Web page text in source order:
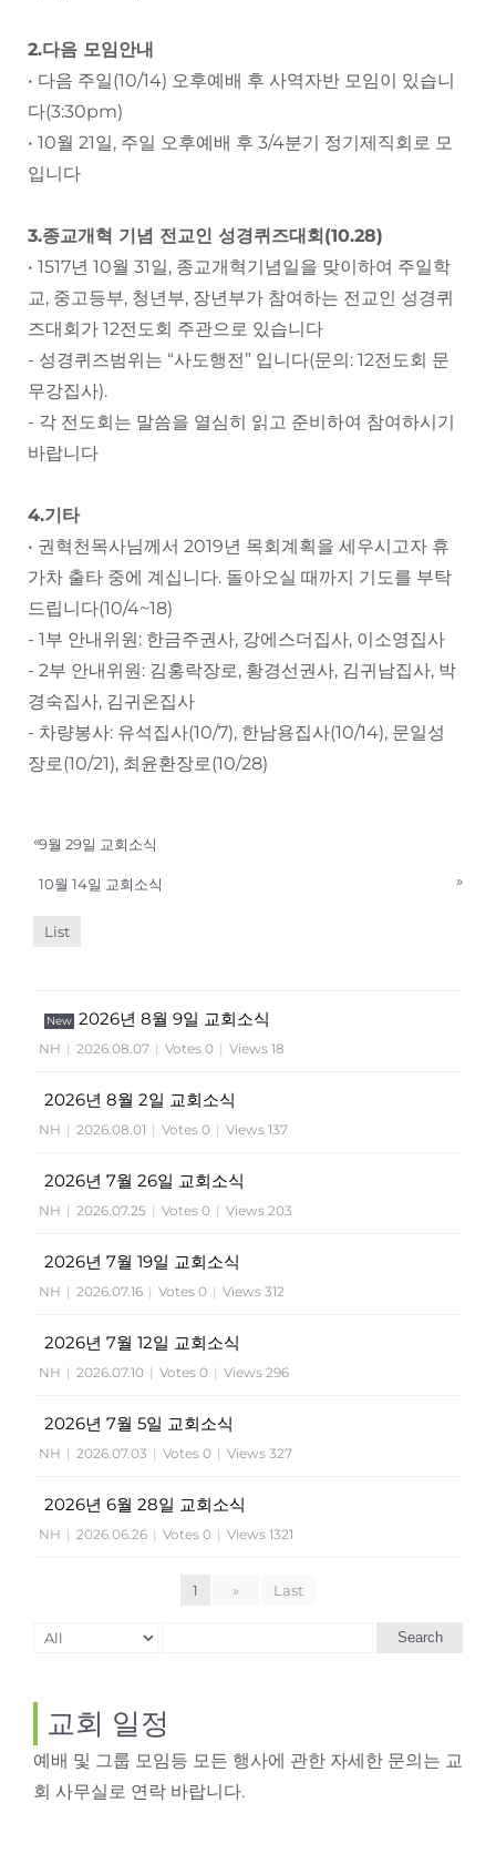
2.다음 모임안내
• 다음 주일(10/14) 오후예배 후 사역자반 모임이 있습니
다(3:30pm)
• 10월 21일, 주일 오후예배 후 3/4분기 정기제직회로 모
입니다
3.종교개혁 기념 전교인 성경퀴즈대회(10.28)
• 1517년 10월 31일, 종교개혁기념일을 맞이하여 주일학
교, 중고등부, 청년부, 장년부가 참여하는 전교인 성경퀴
즈대회가 12전도회 주관으로 있습니다
- 성경퀴즈범위는 “사도행전” 입니다(문의: 12전도회 문
무강집사).
- 각 전도회는 말씀을 열심히 읽고 준비하여 참여하시기
바랍니다
4.기타
• 권혁천목사님께서 2019년 목회계획을 세우시고자 휴
가차 출타 중에 계십니다. 돌아오실 때까지 기도를 부탁
드립니다(10/4~18)
- 1부 안내위원: 한금주권사, 강에스더집사, 이소영집사
- 2부 안내위원: 김홍락장로, 황경선권사, 김귀남집사, 박
경숙집사, 김귀온집사
- 차량봉사: 유석집사(10/7), 한남용집사(10/14), 문일성
장로(10/21), 최윤환장로(10/28)
«9월 29일 교회소식
10월 14일 교회소식 »
List
New 2026년 8월 9일 교회소식
NH | 2026.08.07 | Votes 0 | Views 18
2026년 8월 2일 교회소식
NH | 2026.08.01 | Votes 0 | Views 137
2026년 7월 26일 교회소식
NH | 2026.07.25 | Votes 0 | Views 203
2026년 7월 19일 교회소식
NH | 2026.07.16 | Votes 0 | Views 312
2026년 7월 12일 교회소식
NH | 2026.07.10 | Votes 0 | Views 296
2026년 7월 5일 교회소식
NH | 2026.07.03 | Votes 0 | Views 327
2026년 6월 28일 교회소식
NH | 2026.06.26 | Votes 0 | Views 1321
1 » Last
Search
교회 일정
예배 및 그룹 모임등 모든 행사에 관한 자세한 문의는 교
회 사무실로 연락 바랍니다.